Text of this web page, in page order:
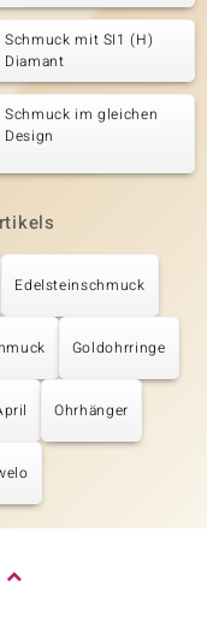
Schmuck mit SI1 (H)
Diamant
Schmuck im gleichen
Design
Edelsteinschmuck
Goldohrringe
Ohrhänger